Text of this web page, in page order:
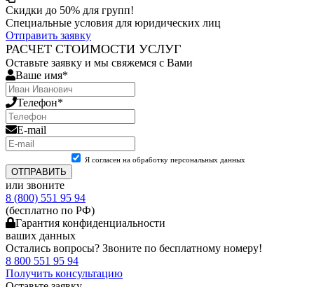
Скидки до 50% для групп!
Специальные условия для юридических лиц
Отправить заявку
РАСЧЕТ СТОИМОСТИ УСЛУГ
Оставьте заявку и мы свяжемся с Вами
Ваше имя*
Телефон*
E-mail
Я согласен на обработку персональных данных
ОТПРАВИТЬ
или звоните
8 (800) 551 95 94
(бесплатно по РФ)
Гарантия конфиденциальности
ваших данных
Остались вопросы? Звоните по бесплатному номеру!
8 800 551 95 94
Получить консультацию